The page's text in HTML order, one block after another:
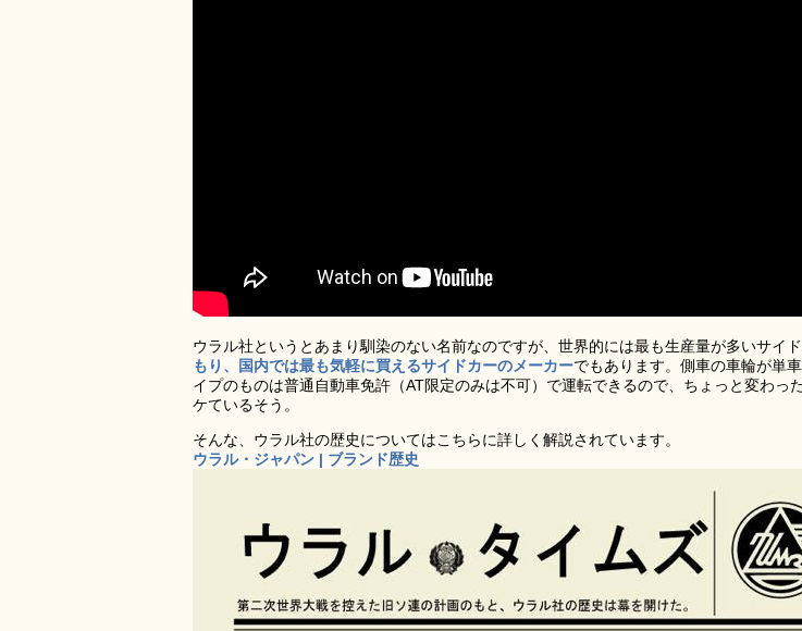
ウラル社というとあまり馴染のない名前なのですが、世界的には最も生産量が多いサイド
もり、国内では最も気軽に買えるサイドカーのメーカーでもあります。側車の車輪が単
イプのものは普通自動車免許（AT限定のみは不可）で運転できるので、ちょっと変わっ
ケているそう。
そんな、ウラル社の歴史についてはこちらに詳しく解説されています。
ウラル・ジャパン | ブランド歴史